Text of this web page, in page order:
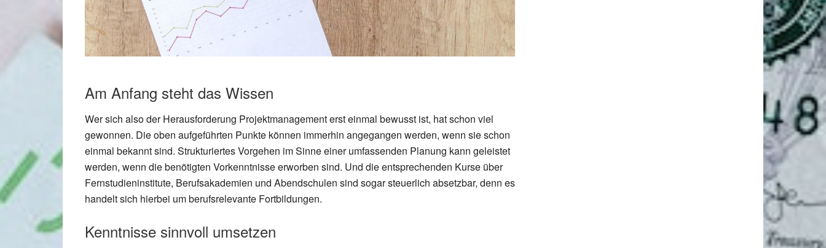
Am Anfang steht das Wissen
Wer sich also der Herausforderung Projektmanagement erst einmal bewusst ist, hat schon viel
gewonnen. Die oben aufgeführten Punkte können immerhin angegangen werden, wenn sie schon
einmal bekannt sind. Strukturiertes Vorgehen im Sinne einer umfassenden Planung kann geleistet
werden, wenn die benötigten Vorkenntnisse erworben sind. Und die entsprechenden Kurse über
Fernstudieninstitute, Berufsakademien und Abendschulen sind sogar steuerlich absetzbar, denn es
handelt sich hierbei um berufsrelevante Fortbildungen.
Kenntnisse sinnvoll umsetzen